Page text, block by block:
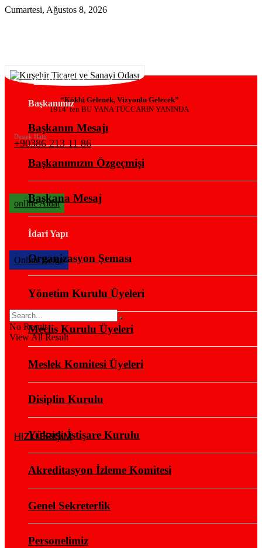
Cumartesi, Ağustos 8, 2026
“Köklü Gelenek, Vizyonlu Gelecek”
1914’ ten BU YANA TÜCCARIN YANINDA
Destek Hattı
+90386 213 11 86
onlIne Aidat
OnlIne Belge
No Result
View All Result
HIZLI ERİŞİM
KURUMSAL
Başkanımız
Başkanın Mesajı
Başkanımızın Özgeçmişi
Başkana Mesaj
İdari Yapı
Organizasyon Şeması
Yönetim Kurulu Üyeleri
Meclis Kurulu Üyeleri
Meslek Komitesi Üyeleri
Disiplin Kurulu
Yüksek İstişare Kurulu
Akreditasyon İzleme Komitesi
Genel Sekreterlik
Personelimiz